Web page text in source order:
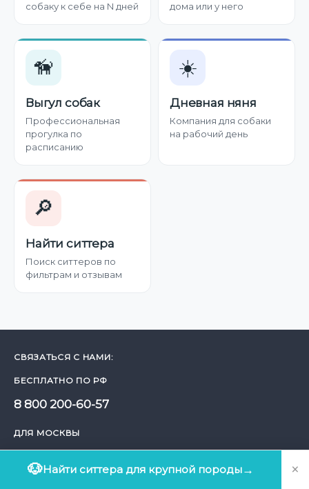
собаку к себе на N дней
дома или у него
🦮
Выгул собак
Профессиональная
прогулка по
расписанию
☀️
Дневная няня
Компания для собаки
на рабочий день
🔎
Найти ситтера
Поиск ситтеров по
фильтрам и отзывам
СВЯЗАТЬСЯ С НАМИ:
БЕСПЛАТНО ПО РФ
8 800 200-60-57
ДЛЯ МОСКВЫ
🐶Найти ситтера для крупной породы→ ×